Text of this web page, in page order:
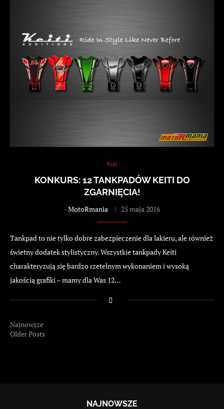
Kraj
KONKURS: 12 TANKPADÓW KEITI DO
ZGARNIĘCIA!
-MotoRmania 25 maja 2016
Tankpad to nie tylko dobre zabezpieczenie dla lakieru, ale również
świetny dodatek stylistyczny. Wszystkie tankpady Keiti
charakteryzują się bardzo rzetelnym wykonaniem i wysoką
jakością grafiki – mamy dla Was 12…
Najnowsze
Older Posts
NAJNOWSZE